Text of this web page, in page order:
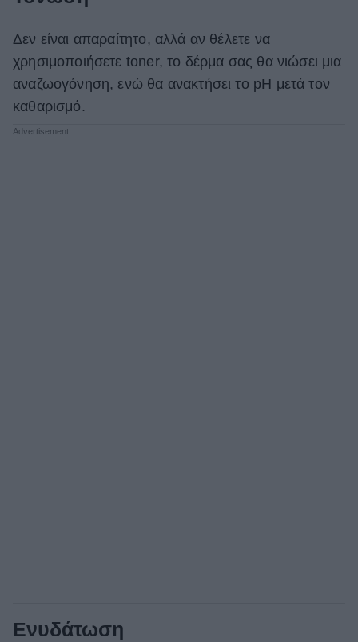
Δεν είναι απαραίτητο, αλλά αν θέλετε να
χρησιμοποιήσετε toner, το δέρμα σας θα νιώσει μια
αναζωογόνηση, ενώ θα ανακτήσει το pH μετά τον
καθαρισμό.
Ενυδάτωση